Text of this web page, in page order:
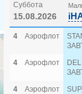
Суббота
15.08.2026
4 Аэрофлот
4
Аэрофлот
4
Аэрофлот